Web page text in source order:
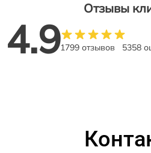
Отзывы
4.91799 отзывов 5358